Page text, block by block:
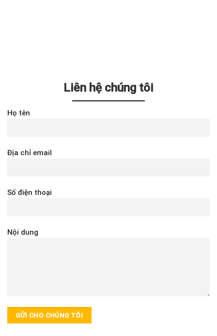
Liên hệ chúng tôi
Họ tên
Địa chỉ email
Số điện thoại
Nội dung